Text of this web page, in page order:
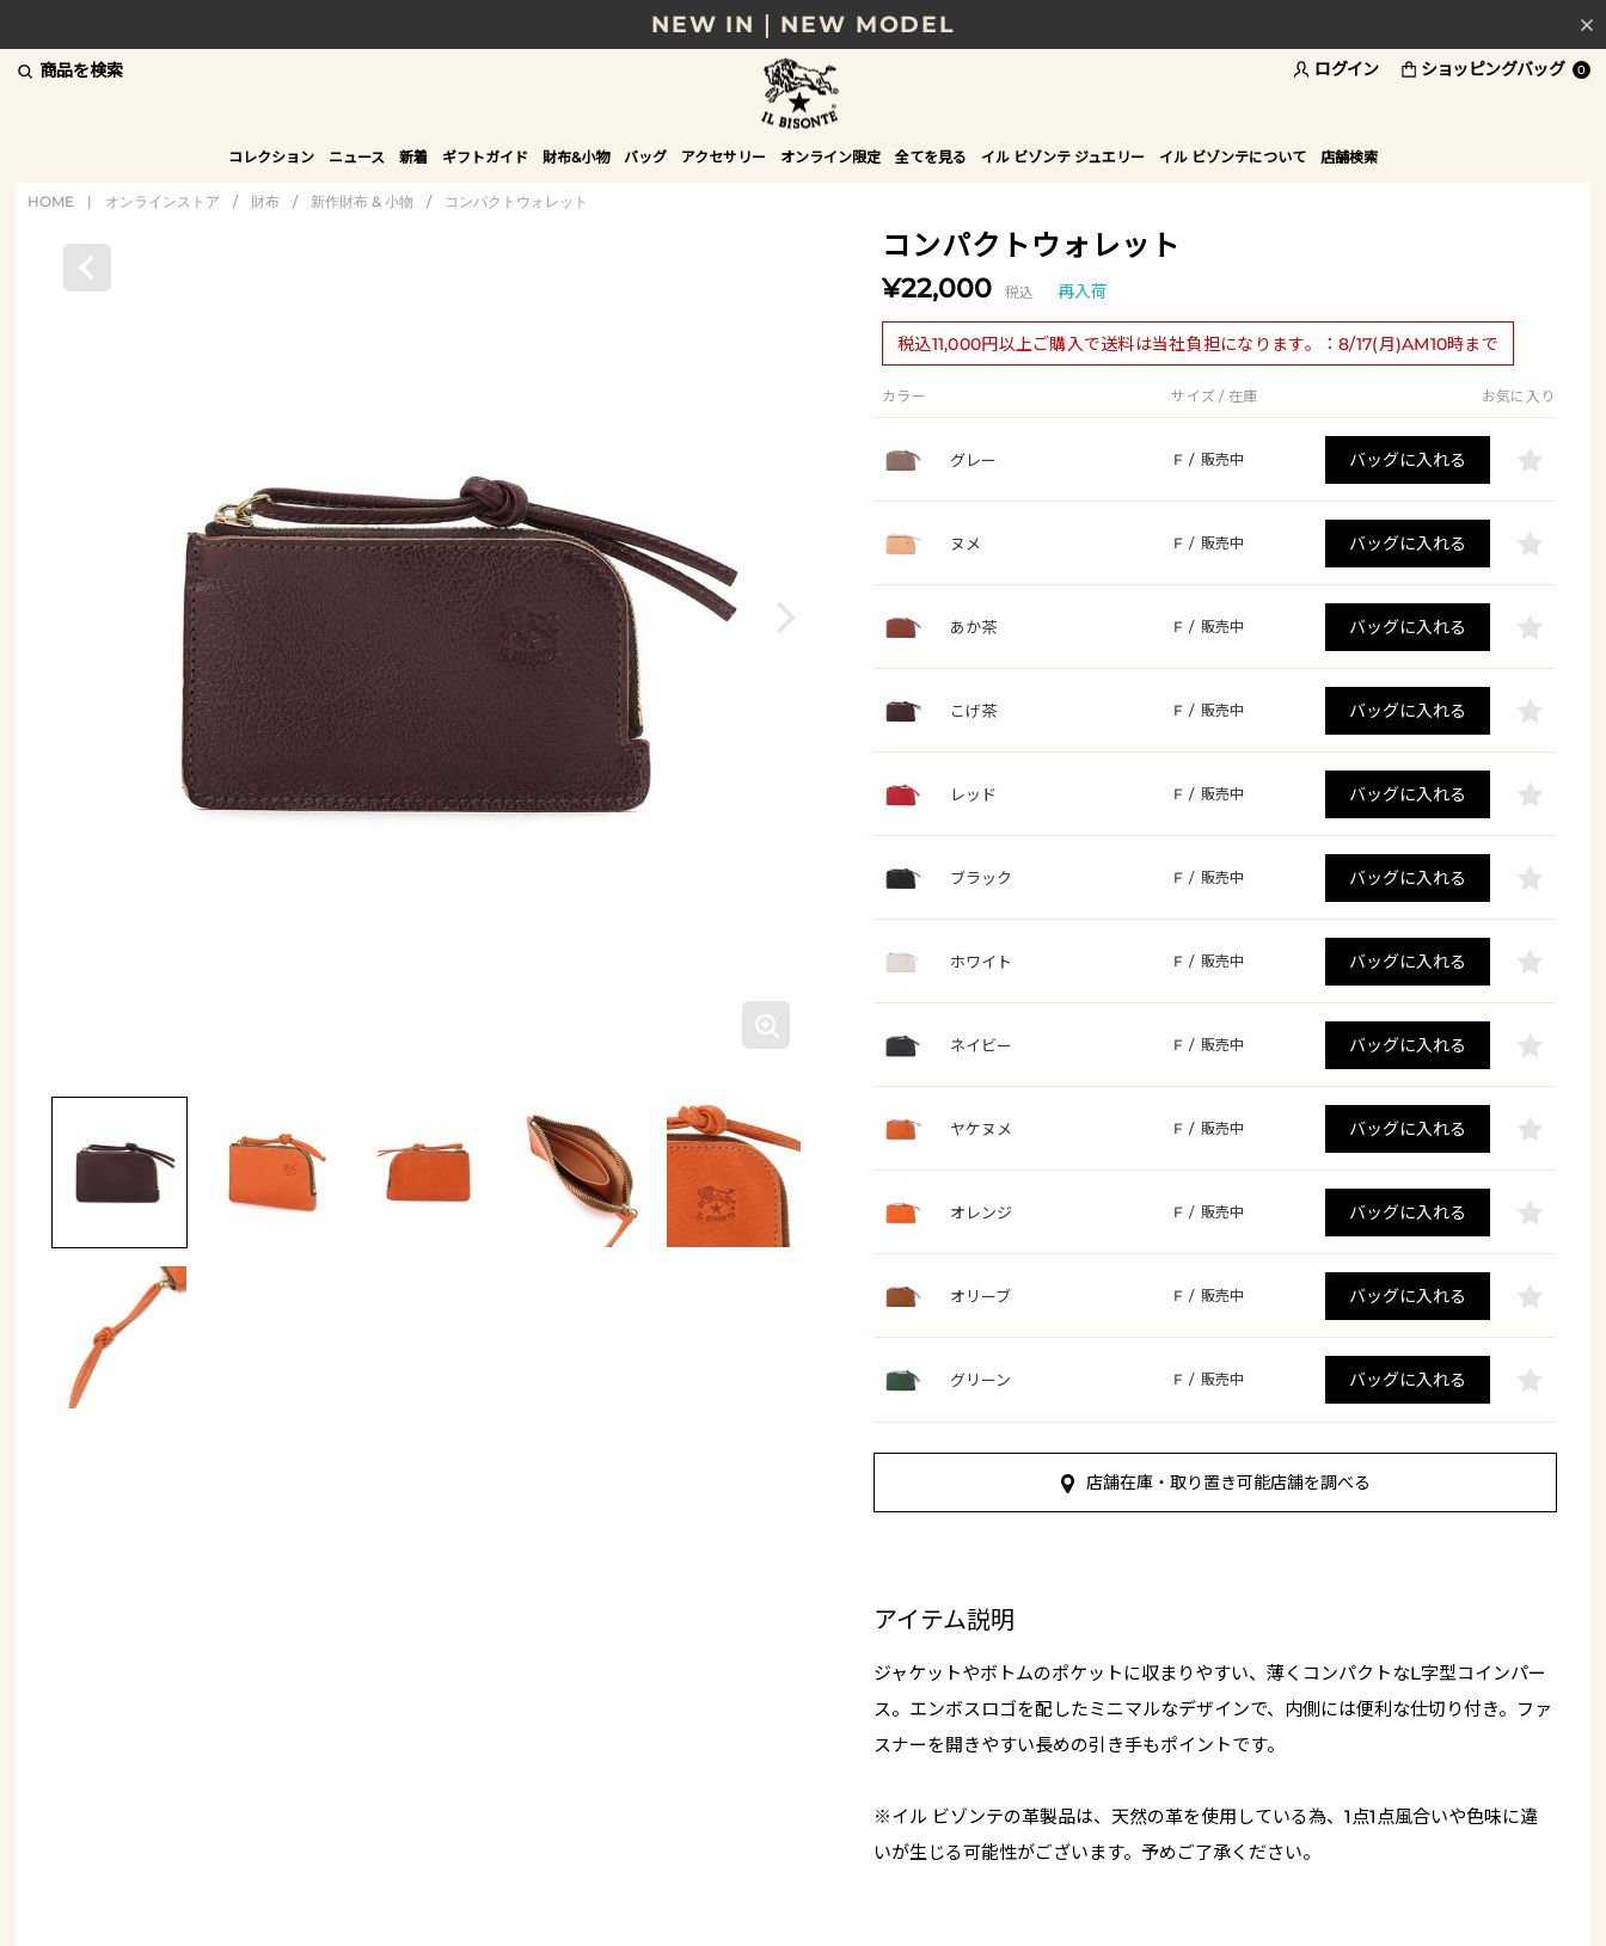
NEW IN｜NEW MODEL
8/17(月)10時まで｜税込11,000円以上で送料無料
贈る相手やシーンから選べる、新しいギフトガイド
NEW IN｜COLOR LEATHER
商品を検索 ログイン ショッピングバッグ 0
コレクション ニュース 新着 ギフトガイド 財布&小物 バッグ アクセサリー オンライン限定 全てを見る イル ビゾンテ ジュエリー イル ビゾンテについて 店舗検索
HOME | オンラインストア / 財布 / 新作財布 & 小物 / コンパクトウォレット
コンパクトウォレット
¥22,000 税込 再入荷
税込11,000円以上ご購入で送料は当社負担になります。：8/17(月)AM10時まで
カラー サイズ / 在庫 お気に入り
グレー F / 販売中 バッグに入れる
ヌメ F / 販売中 バッグに入れる
あか茶 F / 販売中 バッグに入れる
こげ茶 F / 販売中 バッグに入れる
レッド F / 販売中 バッグに入れる
ブラック F / 販売中 バッグに入れる
ホワイト F / 販売中 バッグに入れる
ネイビー F / 販売中 バッグに入れる
ヤケヌメ F / 販売中 バッグに入れる
オレンジ F / 販売中 バッグに入れる
オリーブ F / 販売中 バッグに入れる
グリーン F / 販売中 バッグに入れる
店舗在庫・取り置き可能店舗を調べる
アイテム説明
ジャケットやボトムのポケットに収まりやすい、薄くコンパクトなL字型コインパー
ス。エンボスロゴを配したミニマルなデザインで、内側には便利な仕切り付き。ファ
スナーを開きやすい長めの引き手もポイントです。
※イル ビゾンテの革製品は、天然の革を使用している為、1点1点風合いや色味に違
いが生じる可能性がございます。予めご了承ください。